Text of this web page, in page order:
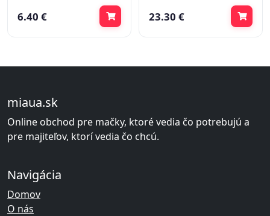
6.40 € 23.30 €
miaua.sk
Online obchod pre mačky, ktoré vedia čo potrebujú a
pre majiteľov, ktorí vedia čo chcú.
Navigácia
Domov
O nás